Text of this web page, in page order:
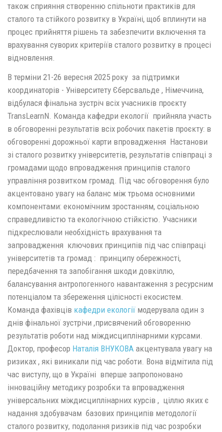
також сприяння створенню спільноти практиків для
сталого та стійкого розвитку в Україні, щоб вплинути на
процес прийняття рішень та забезпечити включення та
врахування суворих критеріїв сталого розвитку в процесі
відновлення.
В терміни 21-26 вересня 2025 року за підтримки
координаторів - Університету Єберсвальде , Німеччина,
відбулася фінальна зустріч всіх учасників проєкту
TransLearnN. Команда кафедри екології прийняла участь
в обговоренні результатів всіх робочих пакетів проєкту: в
обговоренні дорожньої карти впровадження Настанови
зі сталого розвитку університетів, результатів співпраці з
громадами щодо впровадження принципів сталого
управління розвитком громад. Під час обговорення було
акцентовано увагу на баланс між трьома основними
компонентами: економічним зростанням, соціальною
справедливістю та екологічною стійкістю. Учасники
підкреслювали необхідність врахування та
запровадження ключових принципів під час співпраці
університетів та громад : принципу обережності,
передбачення та запобігання шкоди довкіллю,
балансування антропогенного навантаження з ресурсним
потенціалом та збереження цілісності екосистем.
Команда фахівців кафедри екології модерувала один з
днів фінальної зустрічи ,присвячений обговоренню
результатів роботи над міждисциплінарними курсами.
Доктор, професор Наталія ВНУКОВА акцентувала увагу на
ризиках , які виникали під час роботи. Вона відмітила під
час виступу, що в Україні вперше запропоновано
інноваційну методику розробки та впровадження
універсальних міждисциплінарних курсів , ціллю яких є
надання здобувачам базових принципів методології
сталого розвитку, подолання ризиків під час розробки